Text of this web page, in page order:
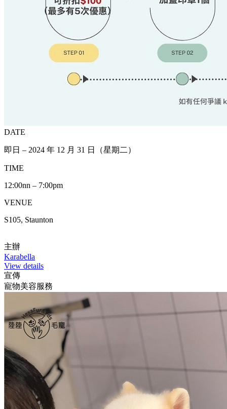
DATE
即日 – 2024 年 12 月 31 日（星期二）
TIME
12:00nn – 7:00pm
VENUE
S105, Staunton
主辦
Karabella
View details
宣傳
寵物美容服務